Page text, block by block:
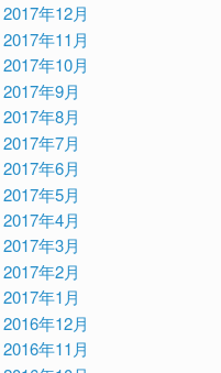
2017年12月
2017年11月
2017年10月
2017年9月
2017年8月
2017年7月
2017年6月
2017年5月
2017年4月
2017年3月
2017年2月
2017年1月
2016年12月
2016年11月